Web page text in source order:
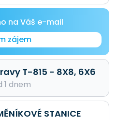
na Váš e-mail
zájem
T-815 - 8X8, 6X6
1 dnem
STANICE